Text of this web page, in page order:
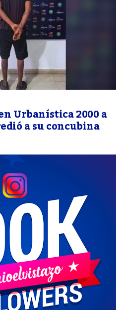
Urbanística 2000 a
a su concubina